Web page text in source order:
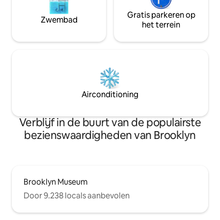
Zwembad
Gratis parkeren op
het terrein
Airconditioning
Verblijf in de buurt van de populairste
bezienswaardigheden van Brooklyn
Brooklyn Museum
Door 9.238 locals aanbevolen